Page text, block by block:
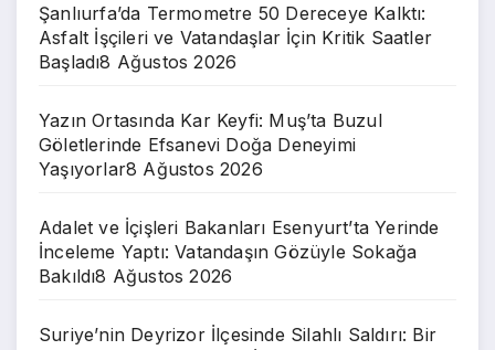
Şanlıurfa’da Termometre 50 Dereceye Kalktı:
Asfalt İşçileri ve Vatandaşlar İçin Kritik Saatler
Başladı8 Ağustos 2026
Yazın Ortasında Kar Keyfi: Muş’ta Buzul
Göletlerinde Efsanevi Doğa Deneyimi
Yaşıyorlar8 Ağustos 2026
Adalet ve İçişleri Bakanları Esenyurt’ta Yerinde
İnceleme Yaptı: Vatandaşın Gözüyle Sokağa
Bakıldı8 Ağustos 2026
Suriye’nin Deyrizor İlçesinde Silahlı Saldırı: Bir